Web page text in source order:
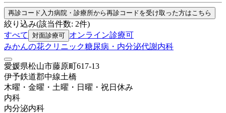
再診コード入力病院・診療所から再診コードを受け取った方はこちら
絞り込み(該当件数: 2件)
すべて
対面診療可 オンライン診療可
みかんの花クリニック糖尿病・内分泌代謝内科
愛媛県松山市藤原町617-13
伊予鉄道郡中線土橋
木曜・金曜・土曜・日曜・祝日 休み
内科
内分泌内科